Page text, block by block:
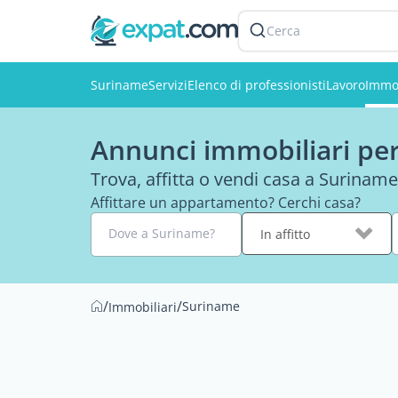
Cerca
SurinameServiziElenco di professionistiLavoro
Annunci immobiliari
Trova, affitta o vendi casa a Suriname
Affittare un appartamento? Cerchi casa?
Dove a Suriname? In affitto
/Immobiliari/Suriname